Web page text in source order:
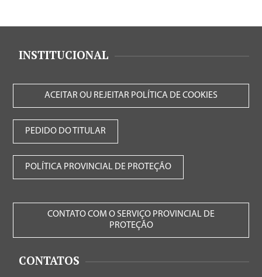
INSTITUCIONAL
ACEITAR OU REJEITAR POLÍTICA DE COOKIES
PEDIDO DO TITULAR
POLÍTICA PROVINCIAL DE PROTEÇÃO
CONTATO COM O SERVIÇO PROVINCIAL DE
PROTEÇÃO
CONTATOS